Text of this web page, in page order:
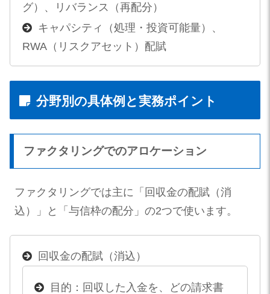
グ）、リバランス（再配分）
キャパシティ（処理・投資可能量）、
RWA（リスクアセット）配賦
分野別の具体例と実務ポイント
ファクタリングでのアロケーション
ファクタリングでは主に「回収金の配賦（消
込）」と「与信枠の配分」の2つで使います。
回収金の配賦（消込）
目的：回収した入金を、どの請求書